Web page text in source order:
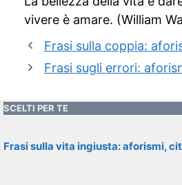
vivere è amare. (William
Frasi sulla coppia:
Frasi sugli errori:
SCELTI PER TE
Frasi sulla vita ingiusta: aforismi,